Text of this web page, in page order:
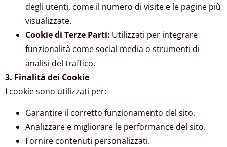
degli utenti, come il numero di visite e le pagine più
visualizzate.
Cookie di Terze Parti: Utilizzati per integrare
funzionalità come social media o strumenti di
analisi del traffico.
3. Finalità dei Cookie
I cookie sono utilizzati per:
Garantire il corretto funzionamento del sito.
Analizzare e migliorare le performance del sito.
Fornire contenuti personalizzati.